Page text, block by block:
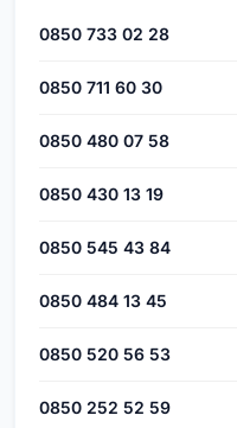
0850 733 02 28
0850 711 60 30
0850 480 07 58
0850 430 13 19
0850 545 43 84
0850 484 13 45
0850 520 56 53
0850 252 52 59